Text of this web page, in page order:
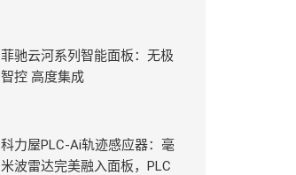
菲驰云河系列智能面板：无极
智控 高度集成
科力屋PLC-Ai轨迹感应器：毫
米波雷达完美融入面板，PLC